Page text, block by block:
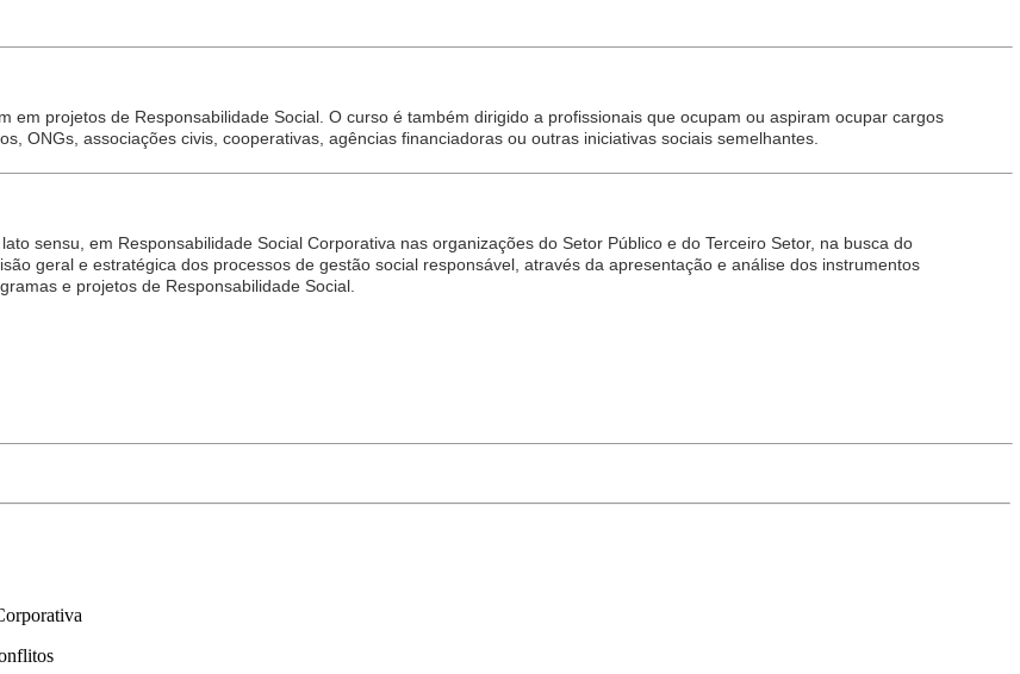
em projetos de Responsabilidade Social. O curso é também dirigido a profissionais que ocupam ou aspiram ocupar cargos
ONGs, associações civis, cooperativas, agências financiadoras ou outras iniciativas sociais semelhantes.
sensu, em Responsabilidade Social Corporativa nas organizações do Setor Público e do Terceiro Setor, na busca do
geral e estratégica dos processos de gestão social responsável, através da apresentação e análise dos instrumentos
e projetos de Responsabilidade Social.